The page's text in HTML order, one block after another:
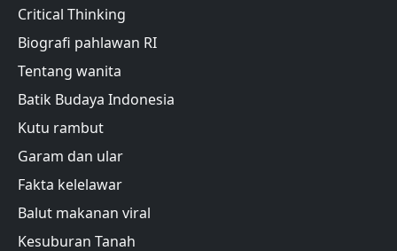
Critical Thinking
Biografi pahlawan RI
Tentang wanita
Batik Budaya Indonesia
Kutu rambut
Garam dan ular
Fakta kelelawar
Balut makanan viral
Kesuburan Tanah